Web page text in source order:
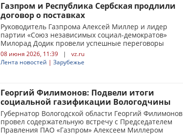
Газпром и Республика Сербская продлили
договор о поставках
Руководитель Газпрома Алексей Миллер и лидер
партии «Союз независимых социал-демократов»
Милорад Додик провели успешные переговоры
08 июня 2026, 11:39 |
vz.ru
Лента новостей | Зарубежье
Георгий Филимонов: Подвели итоги
социальной газификации Вологодчины
Губернатор Вологодской области Георгий Филимонов
провел содержательную встречу с Председателем
Правления ПАО «Газпром» Алексеем Миллером